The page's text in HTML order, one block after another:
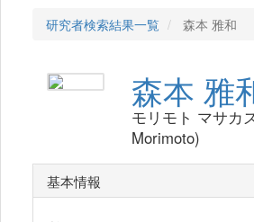
研究者検索結果一覧 森本 雅和
森本 雅
モリモト マサカ
Morimoto)
基本情報